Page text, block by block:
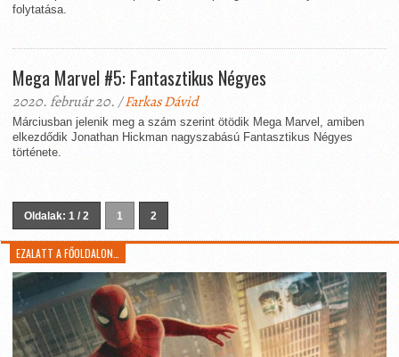
folytatása.
Mega Marvel #5: Fantasztikus Négyes
2020. február 20. /Farkas Dávid
Márciusban jelenik meg a szám szerint ötödik Mega Marvel, amiben
elkezdődik Jonathan Hickman nagyszabású Fantasztikus Négyes
története.
Oldalak: 1 / 2 1 2
EZALATT A FŐOLDALON…